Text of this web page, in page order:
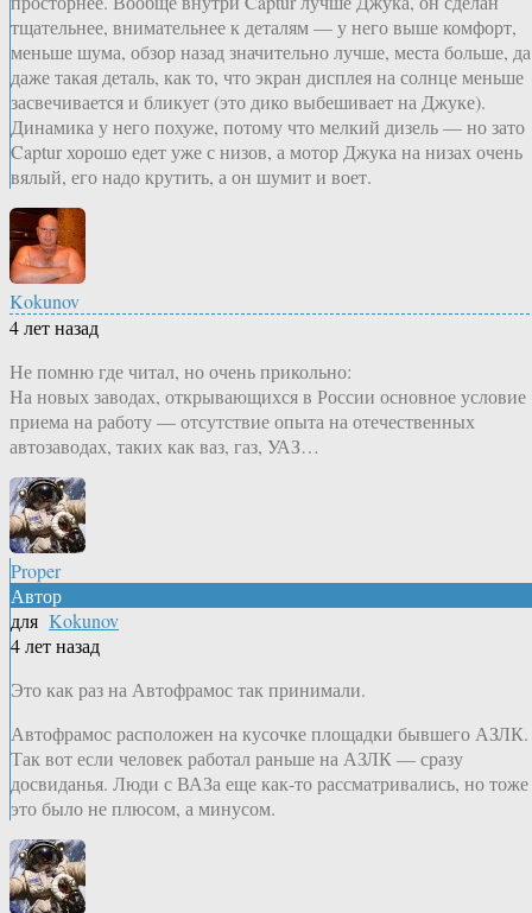
тщательнее, внимательнее к деталям — у него выше комфорт,
меньше шума, обзор назад значительно лучше, места больше, да
даже такая деталь, как то, что экран дисплея на солнце меньше
засвечивается и бликует (это дико выбешивает на Джуке).
Динамика у него похуже, потому что мелкий дизель — но зато
Captur хорошо едет уже с низов, а мотор Джука на низах очень
вялый, его надо крутить, а он шумит и воет.
Kokunov
4 лет назад
Не помню где читал, но очень прикольно:
На новых заводах, открывающихся в России основное условие
приема на работу — отсутствие опыта на отечественных
автозаводах, таких как ваз, газ, УАЗ…
Proper
Автор
для Kokunov
4 лет назад
Это как раз на Автофрамос так принимали.
Автофрамос расположен на кусочке площадки бывшего АЗЛК.
Так вот если человек работал раньше на АЗЛК — сразу
досвиданья. Люди с ВАЗа еще как-то рассматривались, но тоже
это было не плюсом, а минусом.